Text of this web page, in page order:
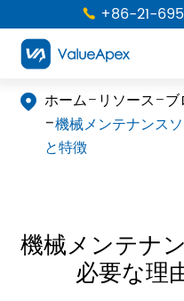
 +86-21-
 ホーム リソース
機械メンテナンス
と特徴
機械メンテナ
必要な理